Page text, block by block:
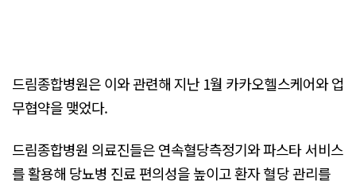
드림종합병원은 이와 관련해 지난 1월 카카오헬스케어와 업
무협약을 맺었다.
드림종합병원 의료진들은 연속혈당측정기와 파스타 서비스
를 활용해 당뇨병 진료 편의성을 높이고 환자 혈당 관리를